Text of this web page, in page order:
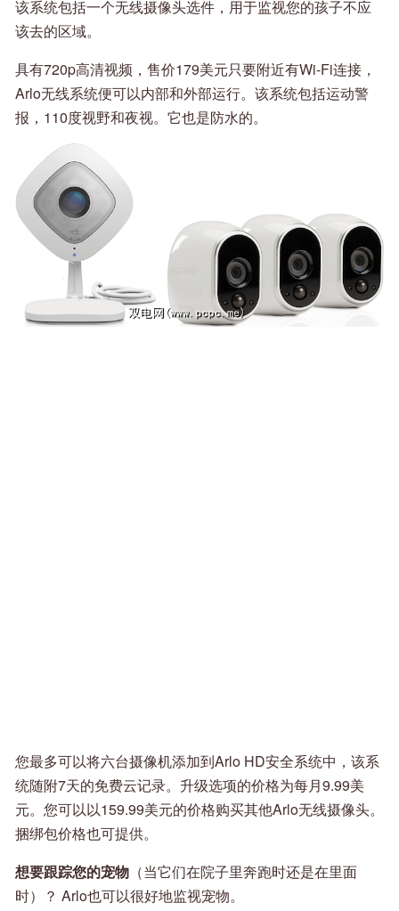
该系统包括一个无线摄像头选件，用于监视您的孩子不应
该去的区域。
具有720p高清视频，售价179美元只要附近有Wi-Fi连接，
Arlo无线系统便可以内部和外部运行。该系统包括运动警
报，110度视野和夜视。它也是防水的。
您最多可以将六台摄像机添加到Arlo HD安全系统中，该系
统随附7天的免费云记录。升级选项的价格为每月9.99美
元。您可以以159.99美元的价格购买其他Arlo无线摄像头。
捆绑包价格也可提供。
想要跟踪您的宠物 （当它们在院子里奔跑时还是在里面
时）？ Arlo也可以很好地监视宠物。